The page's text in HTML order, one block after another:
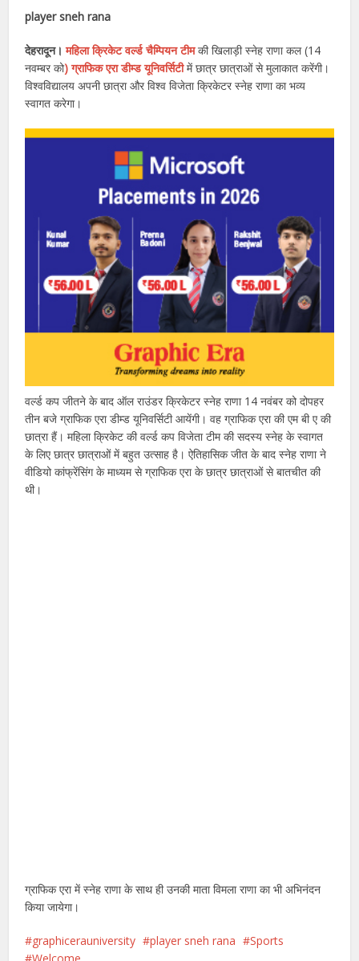
player sneh rana
देहरादून। महिला क्रिकेट वर्ल्ड चैम्पियन टीमकी खिलाड़ी स्नेह राणा कल (14
नवम्बर को) ग्राफिक एरा डीम्ड यूनिवर्सिटीमें छात्र छात्राओं से मुलाकात करेंगी।
विश्वविद्यालय अपनी छात्रा और विश्व विजेता क्रिकेटर स्नेह राणा का भव्य
स्वागत करेगा।
वर्ल्ड कप जीतने के बाद ऑल राउंडर क्रिकेटर स्नेह राणा 14 नवंबर को दोपहर
तीन बजे ग्राफिक एरा डीम्ड यूनिवर्सिटी आयेंगी। वह ग्राफिक एरा की एम बी ए की
छात्रा हैं। महिला क्रिकेट की वर्ल्ड कप विजेता टीम की सदस्य स्नेह के स्वागत
के लिए छात्र छात्राओं में बहुत उत्साह है। ऐतिहासिक जीत के बाद स्नेह राणा ने
वीडियो कांफ्रेंसिंग के माध्यम से ग्राफिक एरा के छात्र छात्राओं से बातचीत की
थी।
ग्राफिक एरा में स्नेह राणा के साथ ही उनकी माता विमला राणा का भी अभिनंदन
किया जायेगा।
graphicerauniversity player sneh rana
Sports